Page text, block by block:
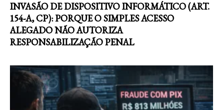
INVASÃO DE DISPOSITIVO INFORMÁTICO (ART.
154-A, CP): PORQUE O SIMPLES ACESSO
ALEGADO NÃO AUTORIZA
RESPONSABILIZAÇÃO PENAL